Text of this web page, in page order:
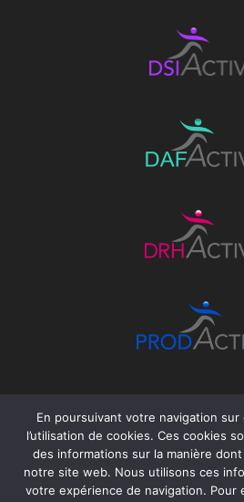
©GROUPEACTIVE
En poursuivant votre navigation
l’utilisation de cookies. Ces cookies
des informations sur la manière
notre site web. Nous utilisons ces
votre expérience de navigation. Pour